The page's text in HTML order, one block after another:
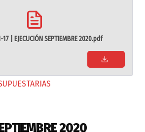
2020
| EJECUCIÓN SEPTIEMBRE 2020.pdf